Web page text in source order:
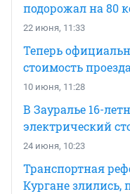
подорожал на 80
22 июня, 11:33
Теперь
стоимость
10 июня, 11:28
В Зауралье 16-
электрический
24 июня, 10:23
Транспортная
Кургане злились,